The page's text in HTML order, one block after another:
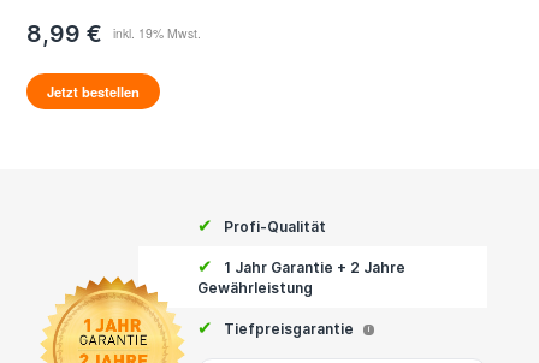
8,99 €
Jetzt bestellen
✔ Profi-Qualität
✔
1 Jahr Garantie + 2 Jahre
Gewährleistung
✔ Tiefpreisgarantie i